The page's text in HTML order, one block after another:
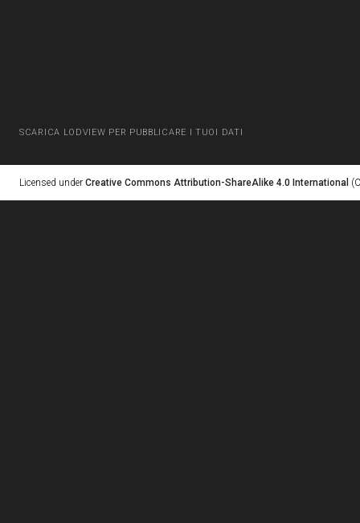
SCARICA LODVIEW PER PUBBLICARE I TUOI DATI
Licensed under Creative Commons Attribution-ShareAlike 4.0 International